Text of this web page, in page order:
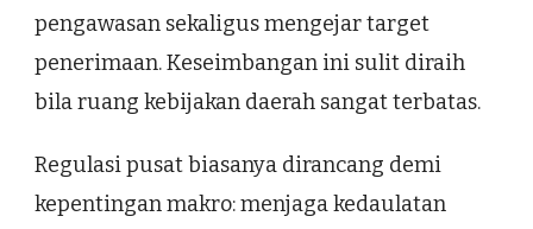
pengawasan sekaligus mengejar target
penerimaan. Keseimbangan ini sulit diraih
bila ruang kebijakan daerah sangat terbatas.
Regulasi pusat biasanya dirancang demi
kepentingan makro: menjaga kedaulatan